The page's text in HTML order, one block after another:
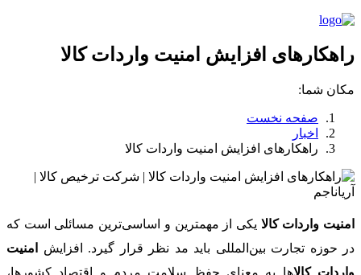
راهکارهای افزایش امنیت واردات کالا
مکان شما:
صفحه نخست
اخبار
راهکارهای افزایش امنیت واردات کالا
امنیت واردات کالا یکی از مهم­ترین و اساسی‌ترین مسائلی است که
در حوزه تجارت بین‌المللی باید مد نظر قرار گیرد. افزایش امنیت
واردات کالاها به معنای حفظ سلامت مردم و اقتصاد کشورها،